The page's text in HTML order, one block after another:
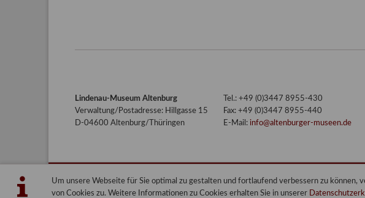
Um unsere Webseite für Sie optimal zu gestalten und fortlaufend verbessern zu
von Cookies zu. Weitere Informationen zu Cookies erhalten Sie in unserer
Lindenau-Museum Altenburg
Verwaltung/Postadresse: Hillgasse 15
D-04600 Altenburg/Thüringen
Tel.: +49 (0)3447 8955-430
Fax: +49 (0)3447 8955-440
E-Mail: info@altenburger-museen.de
Lindenau-Museum Altenburg Blog